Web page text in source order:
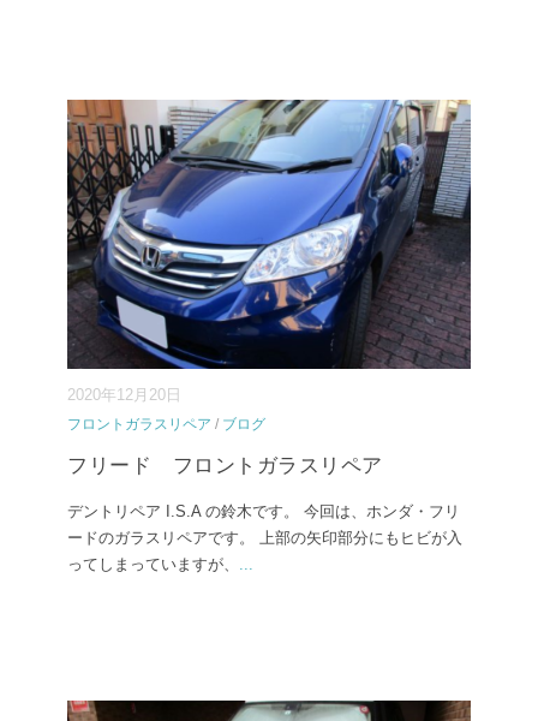
2020年12月20日
フロントガラスリペア / ブログ
フリード フロントガラスリペア
デントリペア I.S.A の鈴木です。 今回は、ホンダ・フリ
ードのガラスリペアです。 上部の矢印部分にもヒビが入
ってしまっていますが、 ...